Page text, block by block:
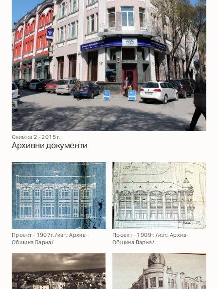
Снимка 2 - 2015 г.
Архивни документи
Проект - 1907г. /изт.: Архив-
Община Варна/
Проект - 1909г. /изт.: Архив-
Община Варна/